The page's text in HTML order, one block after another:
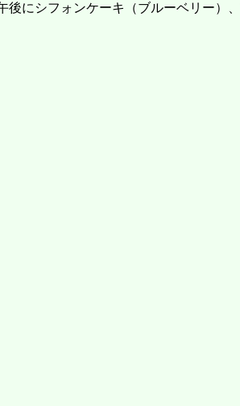
にシフォンケーキ（ブルーベリー）